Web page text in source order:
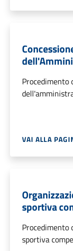
Procedimento
VAI ALLA
sportiva
Procedimento
sportiva